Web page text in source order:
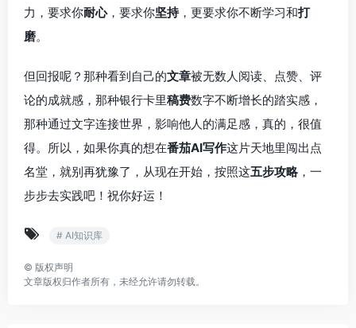
力，要求你耐心，要求你坚持，更要求你不断学习和打
磨。
但回报呢？那种看到自己的文章被无数人阅读、点赞、评
论的成就感，那种银行卡里稿费数字不断增长的踏实感，
那种通过文字连接世界，影响他人的满足感，真的，很值
得。所以，如果你真的想在番茄AI写作这片天地里闯出点
名堂，就别再犹豫了，从现在开始，按照这五步攻略 ，一
步步去实践吧！祝你好运！
# AI知识库
© 版权声明
文章版权归作者所有，未经允许请勿转载。